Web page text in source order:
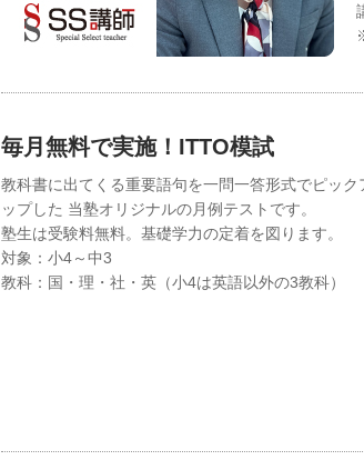
毎月無料で実施！ITTO模試
教科書に出てくる重要語句を一問一答形式でピック
ップした 当塾オリジナルの月例テストです。
塾生は受験料無料。基礎学力の定着を図ります。
対象：小4～中3
教科：国・理・社・英（小4は英語以外の3教科）